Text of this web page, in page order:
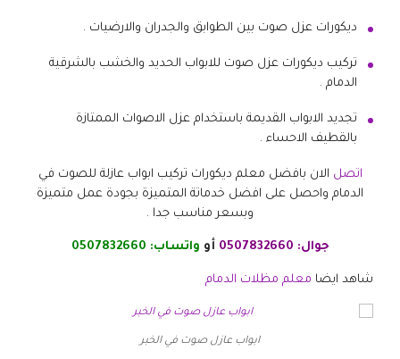
ديكورات عزل صوت بين الطوابق والجدران والارضيات .
تركيب ديكورات عزل صوت للابواب الحديد والخشب بالشرقية
الدمام .
تجديد الابواب القديمة باستخدام عزل الاصوات الممتازة
بالقطيف الاحساء .
اتصل الان بافضل معلم ديكورات تركيب ابواب عازلة للصوت في
الدمام واحصل على افضل خدماتة المتميزة بجودة عمل متميزة
وبسعر مناسب جدا .
جوال: 0507832660 أو واتساب: 0507832660
شاهد ايضا معلم مظلات الدمام
ابواب عازل صوت في الخبر